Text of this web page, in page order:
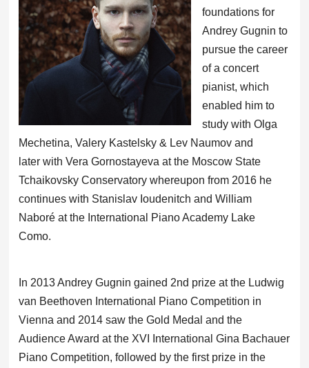
foundations for
Andrey Gugnin to
pursue the career
of a concert
pianist, which
enabled him to
study with Olga
Mechetina, Valery Kastelsky & Lev Naumov and
later with Vera Gornostayeva at the Moscow State
Tchaikovsky Conservatory whereupon from 2016 he
continues with Stanislav Ioudenitch and William
Naboré at the International Piano Academy Lake
Como.
In 2013 Andrey Gugnin gained 2nd prize at the Ludwig
van Beethoven International Piano Competition in
Vienna and 2014 saw the Gold Medal and the
Audience Award at the XVI International Gina Bachauer
Piano Competition, followed by the first prize in the